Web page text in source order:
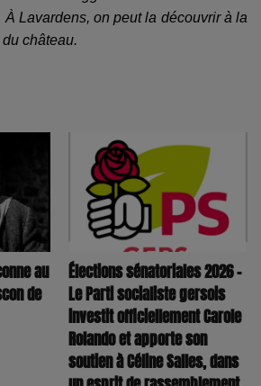
Lavardens, on peut la découvrir à la
château.
au
de
Élections sénatoriales 2026 –
Le Parti socialiste gersois
investit officiellement Carole
Rolando et apporte son
soutien à Céline Salles, dans